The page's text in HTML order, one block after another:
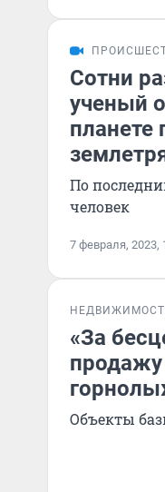
Сотни
ученый
планете
По
человек
7 февраля, 2023,
«За
Объекты